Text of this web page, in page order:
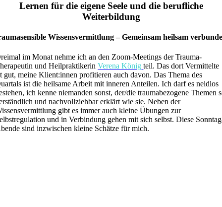
Lernen für die eigene Seele und die berufliche
Weiterbildung
Wissensvermittlung – Gemeinsam heilsam
im Monat nehme ich an den Zoom-Meetings der Trauma-
und HeilpraktikerinVerena König teil. Das dort Vermittelte
gut, meine Klient:innen profitieren auch davon. Das Thema des
ist die heilsame Arbeit mit inneren Anteilen. Ich darf es neidlos
ich kenne niemanden sonst, der/die traumabezogene Themen
und nachvollziehbar erklärt wie sie. Neben der
gibt es immer auch kleine Übungen zur
und in Verbindung gehen mit sich selbst. Diese
sind inzwischen kleine Schätze für mich.